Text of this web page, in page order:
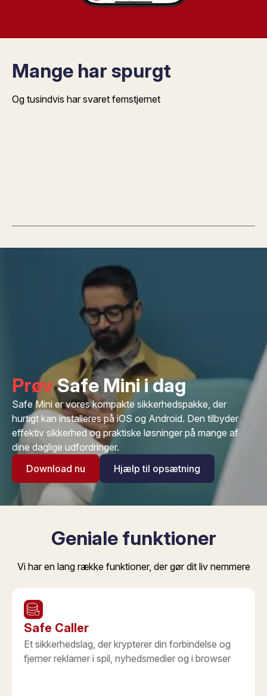
Mange har spurgt
Og tusindvis har svaret femstjernet
PrøvSafe Mini i dag
Safe Mini er vores kompakte sikkerhedspakke, der
hurtigt kan installeres på iOS og Android. Den tilbyder
effektiv sikkerhed og praktiske løsninger på mange af
dine daglige udfordringer.
Download nu
Hjælp til opsætning
Geniale funktioner
Vi har en lang række funktioner, der gør dit liv nemmere
Safe Caller
Et sikkerhedslag, der krypterer din forbindelse og
fjerner reklamer i spil, nyhedsmedier og i browser